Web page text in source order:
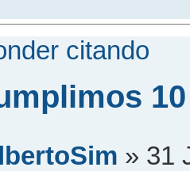
citando
» 31